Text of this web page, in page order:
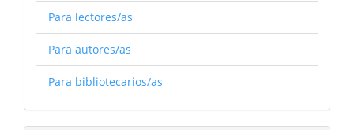
Para lectores/as
Para autores/as
Para bibliotecarios/as